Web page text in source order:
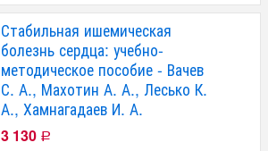
Стабильная ишемическая
болезнь сердца: учебно-
методическое пособие - Вачев
С. А., Махотин А. А., Лесько К.
А., Хамнагадаев И. А.
3 130 Р